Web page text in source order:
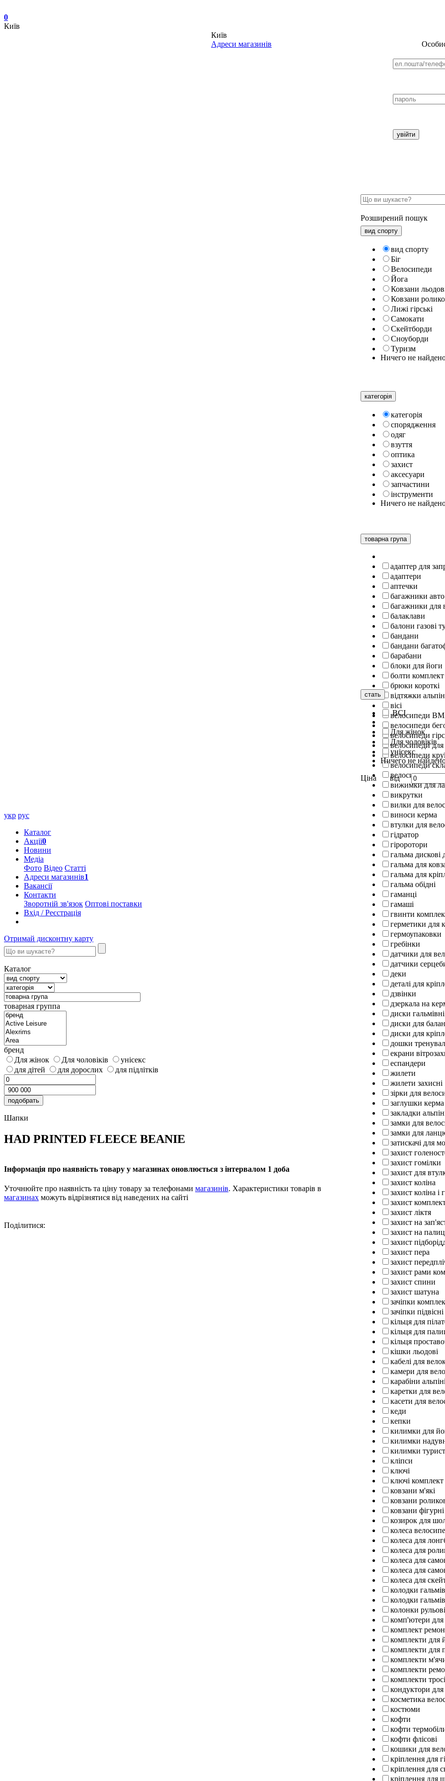
0
Київ
Київ
Адреси магазинів
Розширений пошук
вид спорту
вид спорту
Біг
Велосипеди
Йога
Ковзани
Ковзани
Лижі гірські
Самокати
Скейтборди
Сноуборди
Туризм
Ничего не
категорiя
категорiя
спорядження
одяг
взуття
оптика
захист
аксесуари
запчастини
інструменти
Ничего не
товарна група
адаптер для
адаптери
аптечки
багажники авто
багажники для
балаклави
балони газові
бандани
бандани
барабани
блоки для йоги
болти комплект
брюки короткі
відтяжки
вісі
велосипеди
велосипеди
велосипеди
велосипеди
велосипеди
велосипеди
велосипеди
вижимки для
викрутки
вилки для
виноси керма
втулки для
гідратор
гіроротори
гальма дискові
гальма для
гальма для
гальма обідні
гаманці
гамаші
гвинти
герметики для
гермоупаковки
гребінки
датчики для
датчики
деки
деталі для
дзвінки
дзеркала на
диски
диски для
диски для
дошки
екрани
еспандери
жилети
жилети захисні
зірки для
заглушки керма
закладки
замки для
замки для
затискачі для
захист
захист гомілки
захист для
захист коліна
захист коліна і
захист
захист ліктя
захист на
захист на
захист
захист пера
захист
захист рами
захист спини
захист шатуна
зачіпки
зачіпки підвісні
кільця для
кільця для
кільця
кішки льодові
кабелі для
камери для
карабіни
каретки для
касети для
кеди
кепки
килимки для
килимки
килимки
кліпси
ключі
ключі
ковзани м'які
ковзани
ковзани фігурні
козирок для
колеса
колеса для
колеса для
колеса для
колеса для
колеса для
колодки
колодки
колонки
комп'ютери для
комплект
комплекти для
комплекти для
комплекти
комплекти
комплекти
кондуктори
косметика
костюми
кофти
кофти
кофти флісові
кошики для
кріплення для
кріплення для
кріплення для
стать
ВСІ
Для жінок
Для чоловіків
унісекс
Ничего не
Ціна від
укр рус
Каталог
Акції0
Новини
Медіа
Фото Відео Статті
Адреси магазинів1
Вакансії
Контакти
Зворотній зв'язок Оптові поставки
Вхід / Реєстрація
Отримай дисконтну карту
Каталог
товарная группа
бренд
Для жінок
Для чоловіків
унісекс
для дітей
для дорослих для підлітків
Шапки
HAD PRINTED FLEECE BEANIE
Інформація про наявність товару у магазинах оновлюється з інтервалом 1 доба
Уточнюйте про наявність та ціну товару за телефонами магазинів. Характеристики товарів в
магазинах можуть відрізнятися від наведених на сайті
Поділитися: